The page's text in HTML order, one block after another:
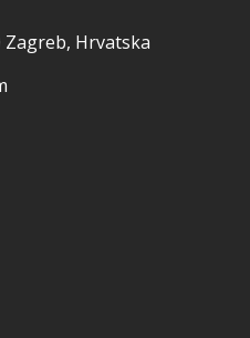
Zagreb, Hrvatska